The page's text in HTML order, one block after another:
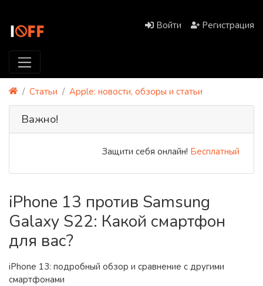
Войти Регистрация
Статьи Apple: новости, обзоры и статьи
Важно!
Защити себя онлайн!Бесплатный
iPhone 13 против Samsung
Galaxy S22: Какой смартфон
для вас?
iPhone 13: подробный обзор и сравнение с другими
смартфонами